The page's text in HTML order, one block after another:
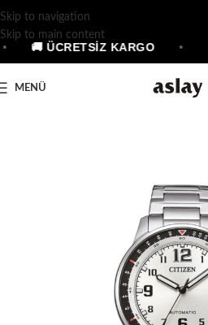
Skip to navigation
Skip to main content
🚚 ÜCRETSİZ KARGO
MENÜ